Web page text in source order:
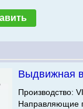
Выдвижная
Производство:
Направляющие